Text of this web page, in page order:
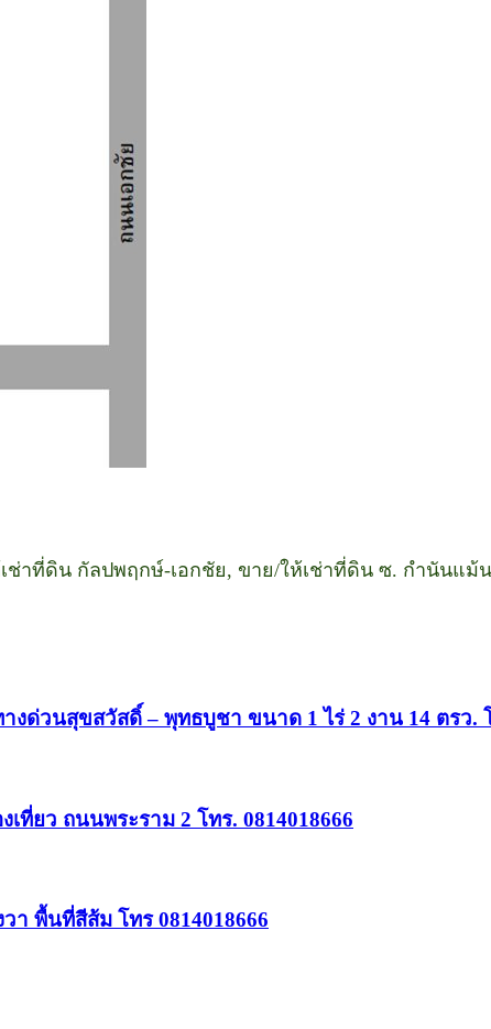
าที่ดิน กัลปพฤกษ์-เอกชัย, ขาย/ให้เช่าที่ดิน ซ. กำนันแม้
ด่วนสุขสวัสดิ์ – พุทธบูชา ขนาด 1 ไร่ 2 งาน 14 ตรว.
ที่ยว ถนนพระราม 2 โทร. 0814018666
า พื้นที่สีส้ม โทร 0814018666